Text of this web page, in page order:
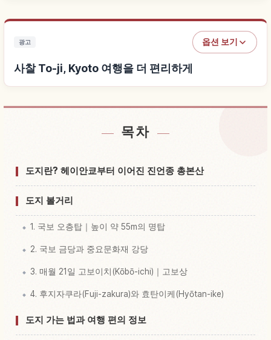
광고 옵션 보기
사찰 To-ji, Kyoto 여행을 더 편리하게
사찰 To-ji, Kyoto 근처 숙소 찾기
사찰 To-ji, Kyoto 체험 찾기↗
목차
도지란? 헤이안쿄부터 이어진 진언종 총본산
도지 볼거리
1. 국보 오층탑｜높이 약 55m의 명탑
2. 국보 금당과 중요문화재 강당
3. 매월 21일 고보이치(Kōbō-ichi)｜고보상
4. 후지자쿠라(Fuji-zakura)와 효탄이케(Hyōtan-ike)
도지 가는 법과 여행 편의 정보